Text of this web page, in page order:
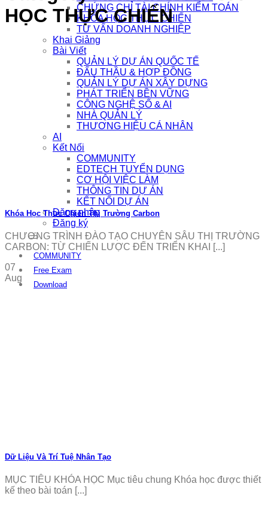
CHỨNG CHỈ TÀI CHÍNH KIỂM TOÁN
KHÓA HỌC THỰC CHIẾN
TƯ VẤN DOANH NGHIỆP
Khai Giảng
Bài Viết
QUẢN LÝ DỰ ÁN QUỐC TẾ
ĐẤU THẦU & HỢP ĐỒNG
QUẢN LÝ DỰ ÁN XÂY DỰNG
PHÁT TRIỂN BỀN VỮNG
CÔNG NGHỆ SỐ & AI
NHÀ QUẢN LÝ
THƯƠNG HIỆU CÁ NHÂN
AI
Kết Nối
COMMUNITY
EDTECH TUYỂN DỤNG
CƠ HỘI VIỆC LÀM
THÔNG TIN DỰ ÁN
KẾT NỐI DỰ ÁN
Đăng nhập
Đăng ký
COMMUNITY
Free Exam
Download
HỌC THỰC CHIẾN
Khóa Học Thực Chiến Thị Trường Carbon
CHƯƠNG TRÌNH ĐÀO TẠO CHUYÊN SÂU THỊ TRƯỜNG
CARBON: TỪ CHIẾN LƯỢC ĐẾN TRIỂN KHAI [...]
07
Aug
Dữ Liệu Và Trí Tuệ Nhân Tạo
MỤC TIÊU KHÓA HỌC Mục tiêu chung Khóa học được thiết
kế theo bài toán [...]